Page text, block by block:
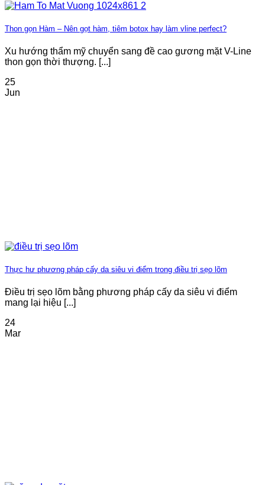
Thon gọn Hàm – Nên gọt hàm, tiêm botox hay làm vline perfect?
Xu hướng thẩm mỹ chuyển sang đề cao gương mặt V-Line
thon gọn thời thượng. [...]
25
Jun
Thực hư phương pháp cấy da siêu vi điểm trong điều trị sẹo lõm
Điều trị sẹo lõm bằng phương pháp cấy da siêu vi điểm
mang lại hiệu [...]
24
Mar